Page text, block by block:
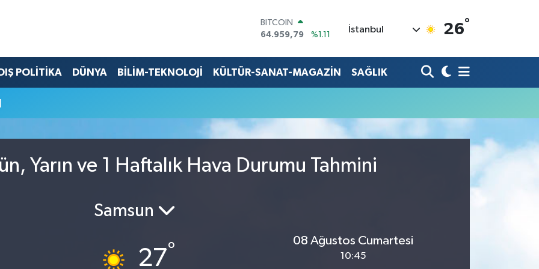
BITCOIN
64.959,79
%1.11
47,7436
%0.18
EURO
GRAM ALTIN
İstanbul 26°
DIŞ POLİTİKA DÜNYA BİLİM-TEKNOLOJİ KÜLTÜR-SANAT-MAGAZİN SAĞLIK
Yarın ve 1 Haftalık Hava Durumu Tahmini
Samsun
27°
08 Ağustos Cumartesi
10:45